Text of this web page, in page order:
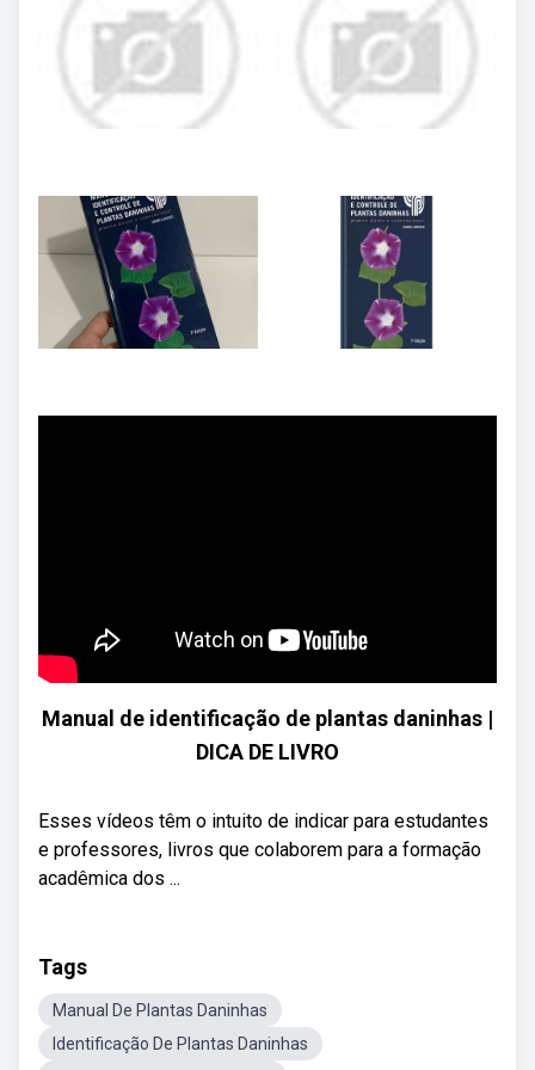
Manual de identificação de plantas daninhas |
DICA DE LIVRO
Esses vídeos têm o intuito de indicar para estudantes
e professores, livros que colaborem para a formação
acadêmica dos ...
Tags
Manual De Plantas Daninhas
Identificação De Plantas Daninhas